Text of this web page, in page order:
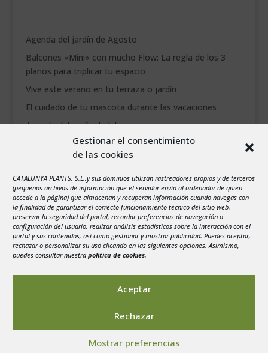
Gestionar el consentimiento
de las cookies
CATALUNYA PLANTS, S.L.,y sus dominios utilizan rastreadores propios y de terceros
(pequeños archivos de información que el servidor envía al ordenador de quien
accede a la página) que almacenan y recuperan información cuando navegas con
la finalidad de garantizar el correcto funcionamiento técnico del sitio web,
preservar la seguridad del portal, recordar preferencias de navegación o
configuración del usuario, realizar análisis estadísticos sobre la interacción con el
portal y sus contenidos, así como gestionar y mostrar publicidad. Puedes aceptar,
rechazar o personalizar su uso clicando en las siguientes opciones. Asimismo,
puedes consultar nuestra política de cookies.
Aceptar
Rechazar
Mostrar preferencias
Agenda del jardín de Agosto
Balcones «Mini» con mucho Flow: La regla de los 3
planos para triplicar tu espacio
Vive este verano en tu terraza o jardín
El cuidado de tu mascota durante las vacaciones
Agenda del jardín de Julio
agosto 2026
1
2
3
4 5 6 7 8
9
10
11 12 13 14 15
16
17
18 19 20 21 22
23
24
25 26 27
31